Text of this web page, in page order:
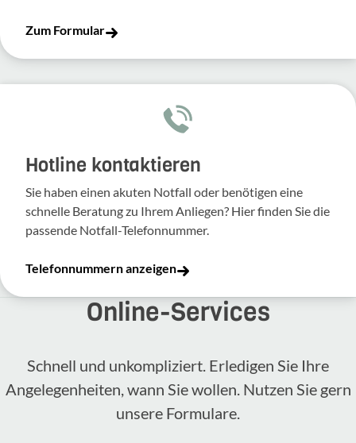
Zum Formular
Hotline kontaktieren
Sie haben einen akuten Notfall oder benötigen eine
schnelle Beratung zu Ihrem Anliegen? Hier finden Sie die
passende Notfall-Telefonnummer.
Telefonnummern anzeigen
Online-​Services
Schnell und unkompliziert. Erledigen Sie Ihre
Angelegenheiten, wann Sie wollen. Nutzen Sie gern
unsere Formulare.